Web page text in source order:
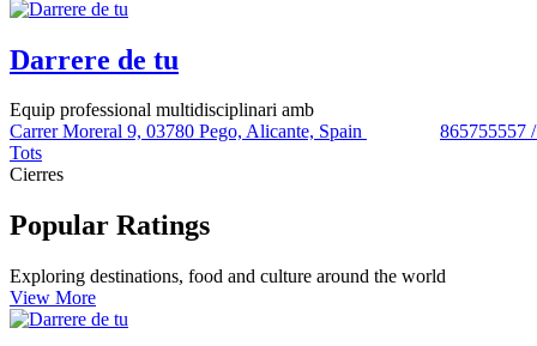
Darrere de tu
Equip professional multidisciplinari amb
Carrer Moreral 9, 03780 Pego, Alicante, Spain
865755557
Tots
Cierres
Popular Ratings
Exploring destinations, food and culture around the world
View More